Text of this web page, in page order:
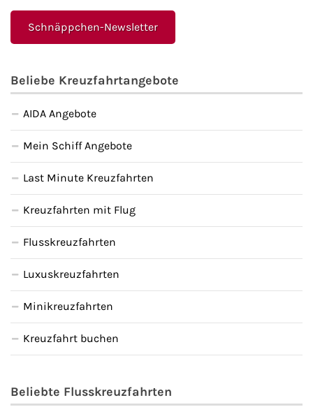
Schnäppchen-Newsletter
Beliebe Kreuzfahrtangebote
AIDA Angebote
Mein Schiff Angebote
Last Minute Kreuzfahrten
Kreuzfahrten mit Flug
Flusskreuzfahrten
Luxuskreuzfahrten
Minikreuzfahrten
Kreuzfahrt buchen
Beliebte Flusskreuzfahrten